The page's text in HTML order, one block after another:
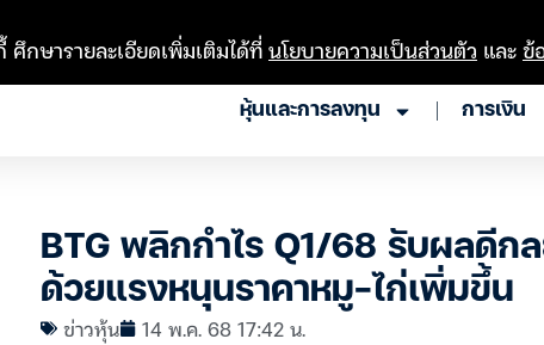
หุ้นและการลงทุน การเงิน
BTG พลิกกำไร Q1/68 รับผลดีก
ด้วยแรงหนุนราคาหมู-ไก่เพิ่มขึ้น
ข่าวหุ้น 14 พ.ค. 68 17:42 น.
ศึกษารายละเอียดเพิ่มเติมได้ที่นโยบายความเป็นส่วนตัว และข้